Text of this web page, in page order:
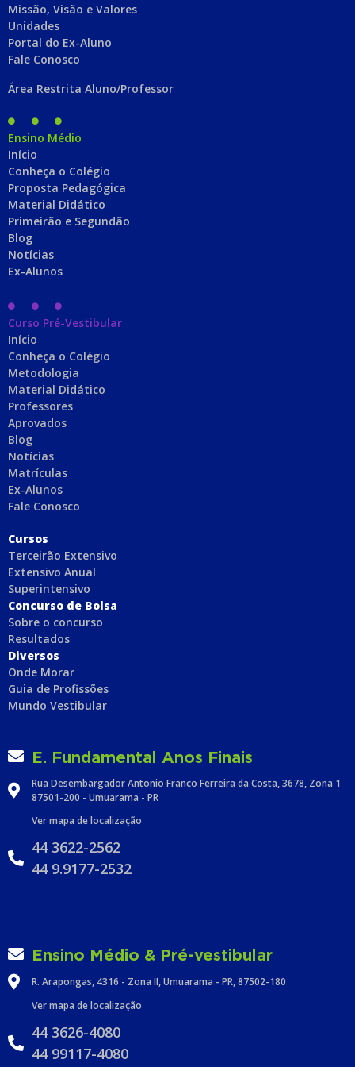
Missão, Visão e Valores
Unidades
Portal do Ex-Aluno
Fale Conosco
Área Restrita Aluno/Professor
Ensino Médio
Início
Conheça o Colégio
Proposta Pedagógica
Material Didático
Primeirão e Segundão
Blog
Notícias
Ex-Alunos
Curso Pré-Vestibular
Início
Conheça o Colégio
Metodologia
Material Didático
Professores
Aprovados
Blog
Notícias
Matrículas
Ex-Alunos
Fale Conosco
Cursos
Terceirão Extensivo
Extensivo Anual
Superintensivo
Concurso de Bolsa
Sobre o concurso
Resultados
Diversos
Onde Morar
Guia de Profissões
Mundo Vestibular
E. Fundamental Anos Finais
Rua Desembargador Antonio Franco Ferreira da Costa, 3678, Zona 1
87501-200 - Umuarama - PR
Ver mapa de localização
44 3622-2562
44 9.9177-2532
Ensino Médio & Pré-vestibular
R. Arapongas, 4316 - Zona II, Umuarama - PR, 87502-180
Ver mapa de localização
44 3626-4080
44 99117-4080